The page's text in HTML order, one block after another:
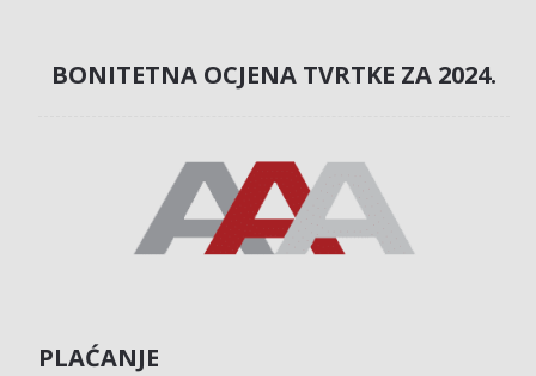
BONITETNA OCJENA TVRTKE ZA 2024.
PLAĆANJE